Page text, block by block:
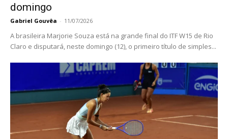
domingo
Gabriel Gouvêa - 11/07/2026
A brasileira Marjorie Souza está na grande final do ITF W15 de Rio
Claro e disputará, neste domingo (12), o primeiro título de simples...